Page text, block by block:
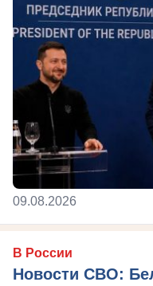
09.08.2026
В России
Новости СВО: